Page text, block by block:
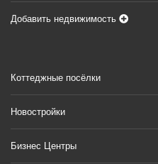
Добавить недвижимость
Коттеджные посёлки
Новостройки
Бизнес Центры